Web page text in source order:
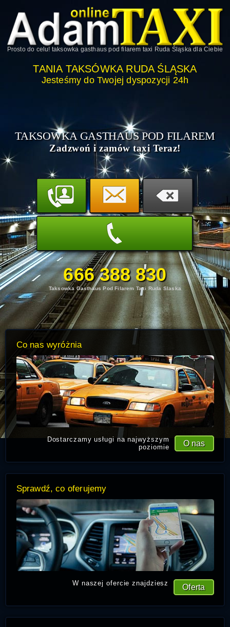
Prosto do celu! taksowka gasthaus pod filarem taxi Ruda Śląska dla Ciebie
TANIA TAKSÓWKA RUDA ŚLĄSKA
Jesteśmy do Twojej dyspozycji 24h
TAKSOWKA GASTHAUS POD FILAREM
Zadzwoń i zamów taxi Teraz!
666 388 830
Taksowka Gasthaus Pod Filarem Taxi Ruda Slaska
Co nas wyróżnia
O nas
Dostarczamy usługi na najwyższym
poziomie
Sprawdź, co oferujemy
Oferta
W naszej ofercie znajdziesz